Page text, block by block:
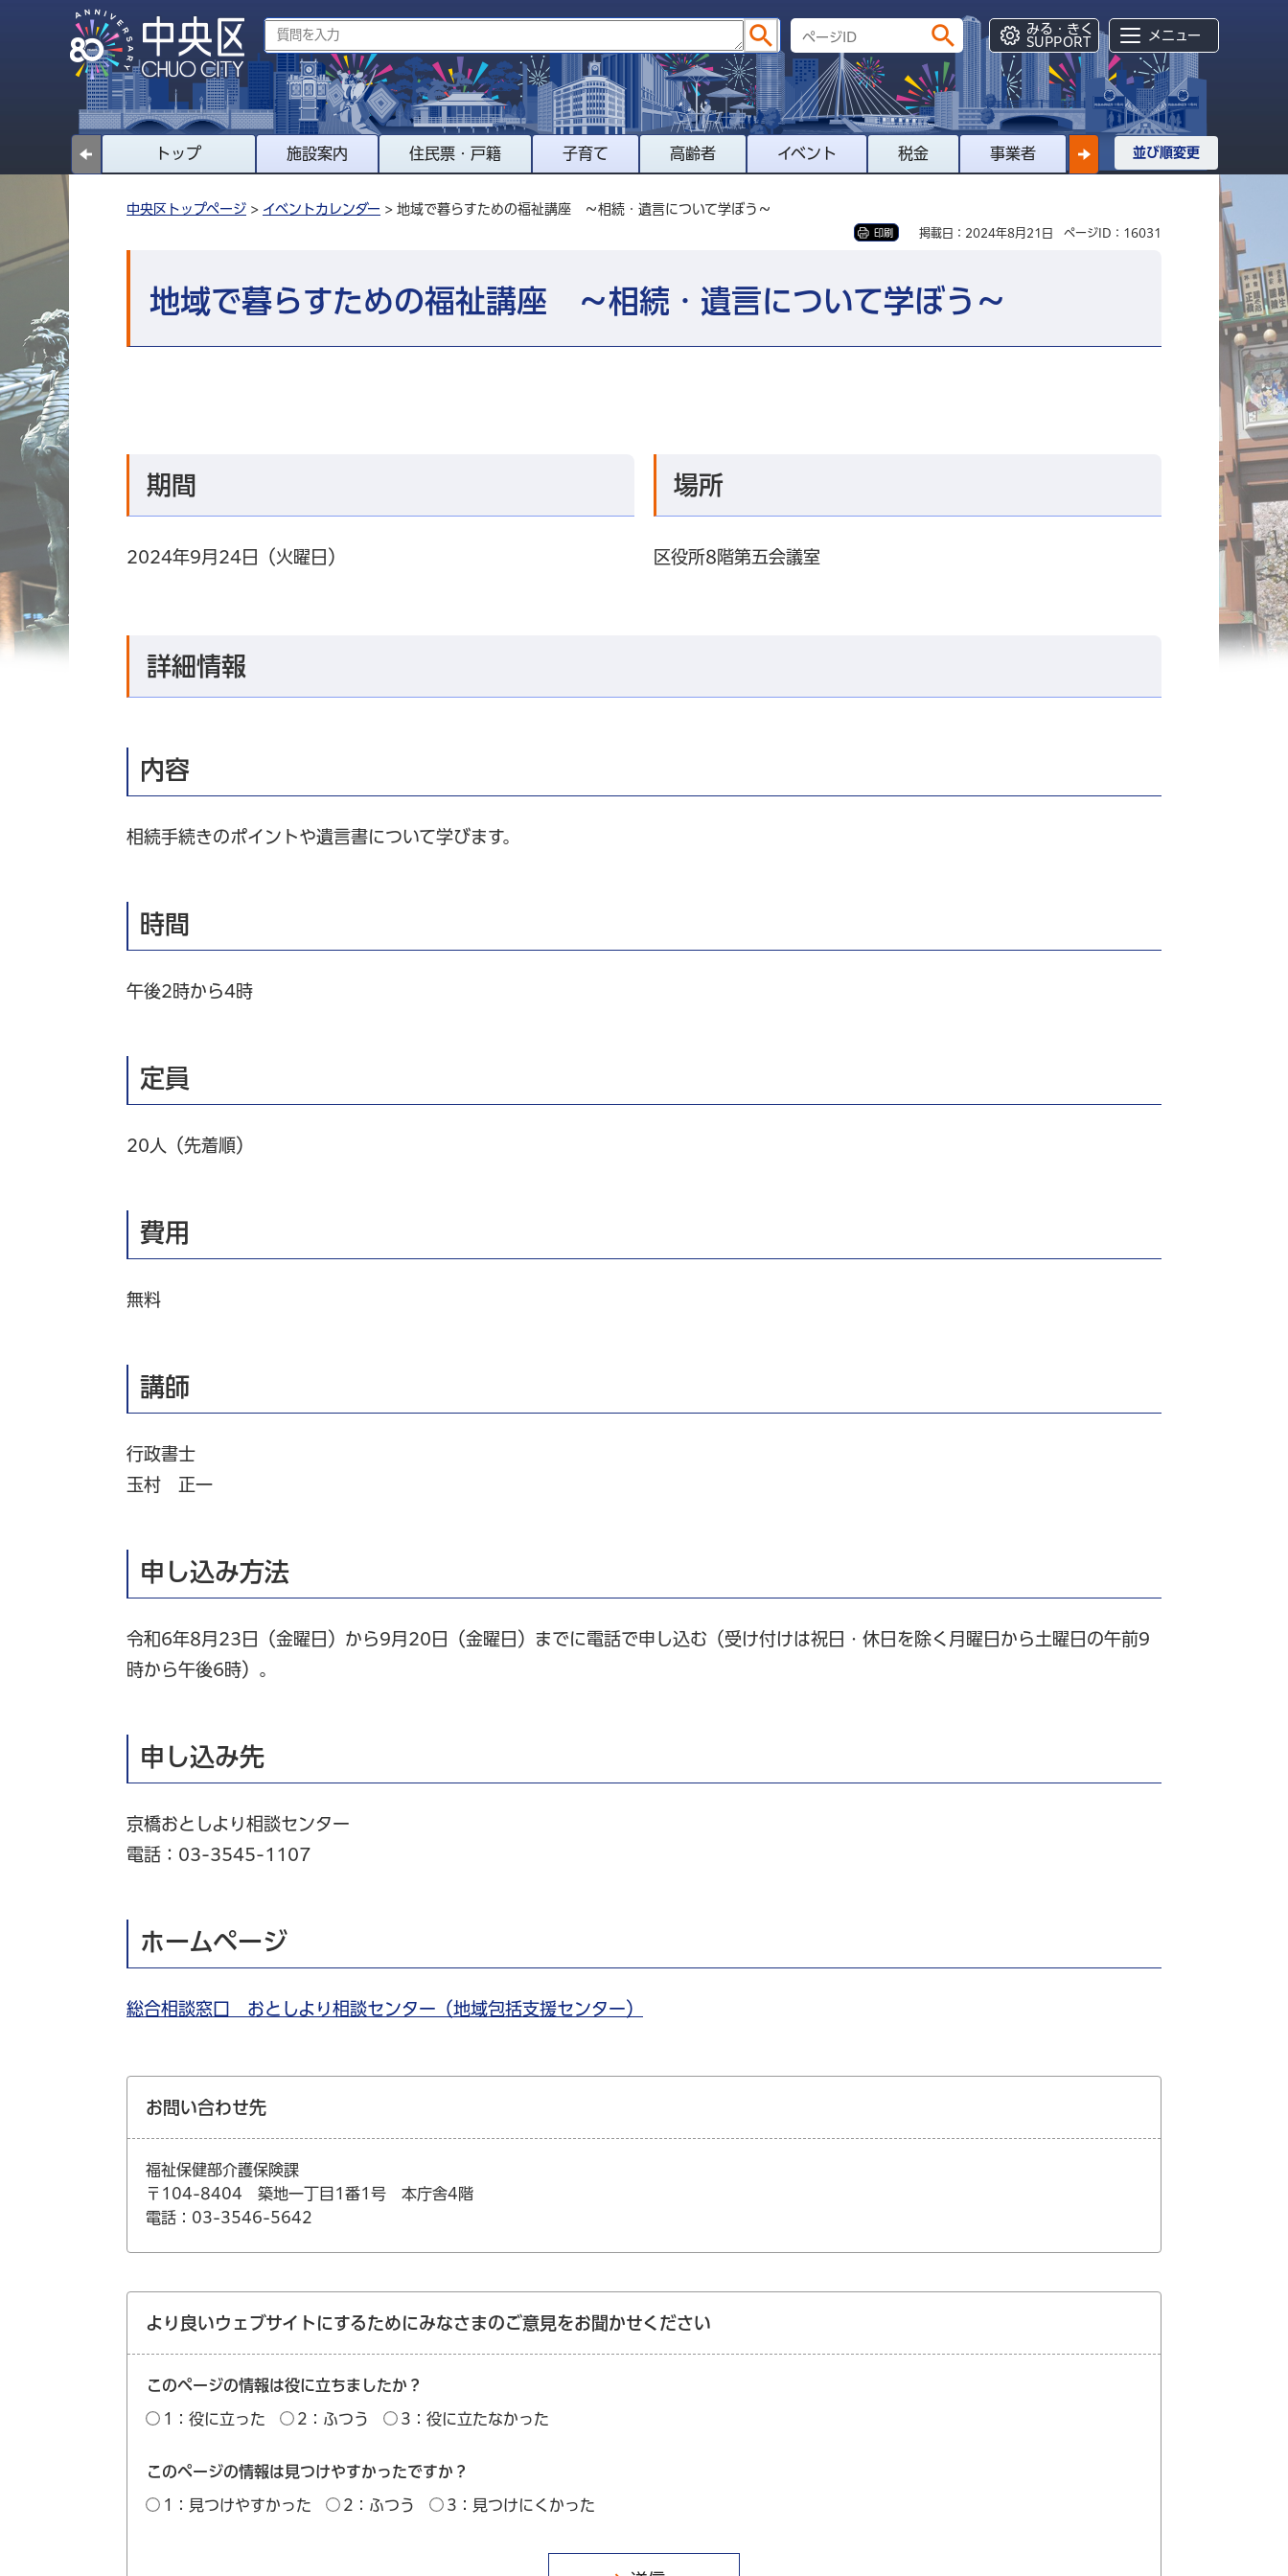
みる・きく
SUPPORT
メニュー
トップ 施設案内 住民票・戸籍 子育て 高齢者 イベント 税金 事業者 並び順変更
中央区トップページ > イベントカレンダー > 地域で暮らすための福祉講座 ～相続・遺言について学ぼう～
印刷 掲載日：2024年8月21日 ページID：16031
地域で暮らすための福祉講座 ～相続・遺言について学ぼう～
期間
2024年9月24日（火曜日）
場所
区役所8階第五会議室
詳細情報
内容
相続手続きのポイントや遺言書について学びます。
時間
午後2時から4時
定員
20人（先着順）
費用
無料
講師
行政書士
玉村 正一
申し込み方法
令和6年8月23日（金曜日）から9月20日（金曜日）までに電話で申し込む（受け付けは祝日・休日を除く月曜日から土曜日の午前9
時から午後6時）。
申し込み先
京橋おとしより相談センター
電話：03-3545-1107
ホームページ
総合相談窓口 おとしより相談センター（地域包括支援センター）
お問い合わせ先
福祉保健部介護保険課
〒104-8404 築地一丁目1番1号 本庁舎4階
電話：03-3546-5642
より良いウェブサイトにするためにみなさまのご意見をお聞かせください
このページの情報は役に立ちましたか？
1：役に立った 2：ふつう 3：役に立たなかった
このページの情報は見つけやすかったですか？
1：見つけやすかった 2：ふつう 3：見つけにくかった